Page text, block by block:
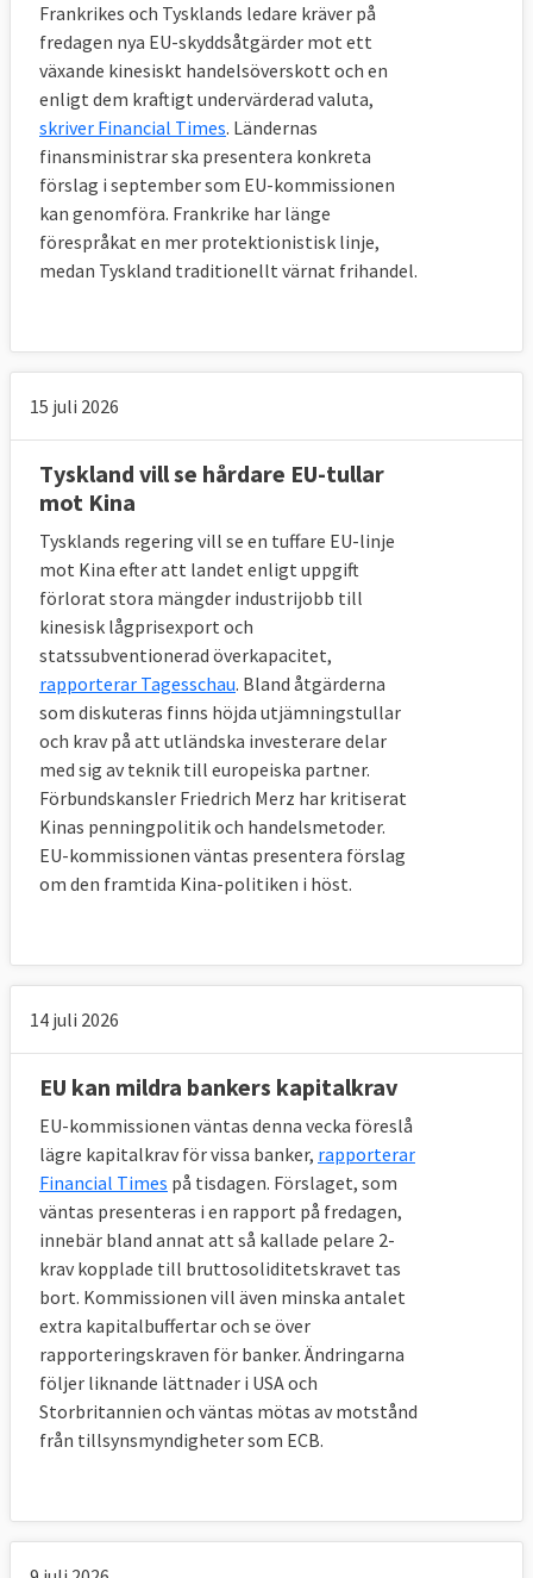
Frankrikes och Tysklands ledare kräver på
fredagen nya EU-skyddsåtgärder mot ett
växande kinesiskt handelsöverskott och en
enligt dem kraftigt undervärderad valuta,
skriver Financial Times. Ländernas
finansministrar ska presentera konkreta
förslag i september som EU-kommissionen
kan genomföra. Frankrike har länge
förespråkat en mer protektionistisk linje,
medan Tyskland traditionellt värnat frihandel.
15 juli 2026
Tyskland vill se hårdare EU-tullar
mot Kina
Tysklands regering vill se en tuffare EU-linje
mot Kina efter att landet enligt uppgift
förlorat stora mängder industrijobb till
kinesisk lågprisexport och
statssubventionerad överkapacitet,
rapporterar Tagesschau. Bland åtgärderna
som diskuteras finns höjda utjämningstullar
och krav på att utländska investerare delar
med sig av teknik till europeiska partner.
Förbundskansler Friedrich Merz har kritiserat
Kinas penningpolitik och handelsmetoder.
EU-kommissionen väntas presentera förslag
om den framtida Kina-politiken i höst.
14 juli 2026
EU kan mildra bankers kapitalkrav
EU-kommissionen väntas denna vecka föreslå
lägre kapitalkrav för vissa banker, rapporterar
Financial Times på tisdagen. Förslaget, som
väntas presenteras i en rapport på fredagen,
innebär bland annat att så kallade pelare 2-
krav kopplade till bruttosoliditetskravet tas
bort. Kommissionen vill även minska antalet
extra kapitalbuffertar och se över
rapporteringskraven för banker. Ändringarna
följer liknande lättnader i USA och
Storbritannien och väntas mötas av motstånd
från tillsynsmyndigheter som ECB.